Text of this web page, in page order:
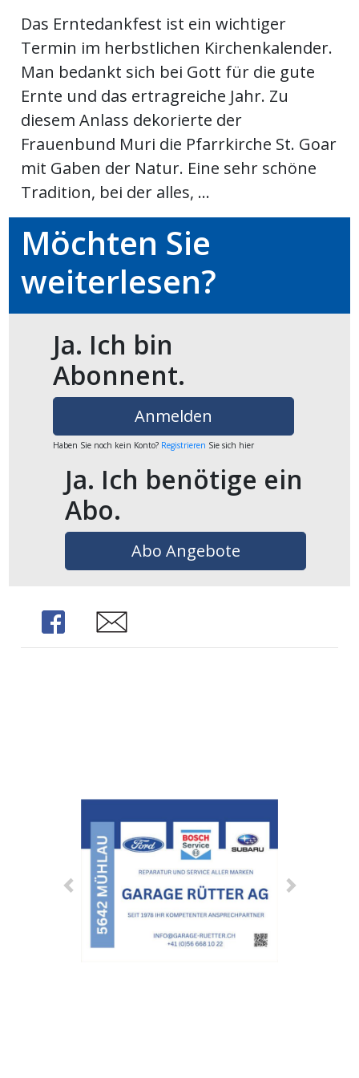
Das Erntedankfest ist ein wichtiger
Termin im herbstlichen Kirchenkalender.
Man bedankt sich bei Gott für die gute
Ernte und das ertragreiche Jahr. Zu
diesem Anlass dekorierte der
Frauenbund Muri die Pfarrkirche St. Goar
mit Gaben der Natur. Eine sehr schöne
Tradition, bei der alles, ...
Möchten Sie
weiterlesen?
Ja. Ich bin
Abonnent.
Anmelden
Haben Sie noch kein Konto? Registrieren Sie sich hier
Ja. Ich benötige ein
Abo.
Abo Angebote
Share Share